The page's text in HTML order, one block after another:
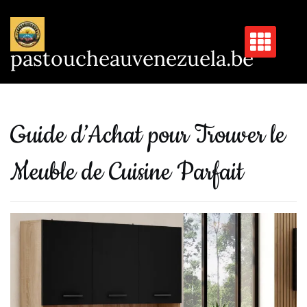
contenu
pastoucheauvenezuela.be
Guide d’Achat pour Trouver le
Meuble de Cuisine Parfait